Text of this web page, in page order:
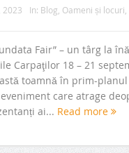
2023 In: Blog Oameni și locuri
Fair” – un târg la
Carpaţilor 18 – 21
toamnă în prim-
care atrage
ai... Read more